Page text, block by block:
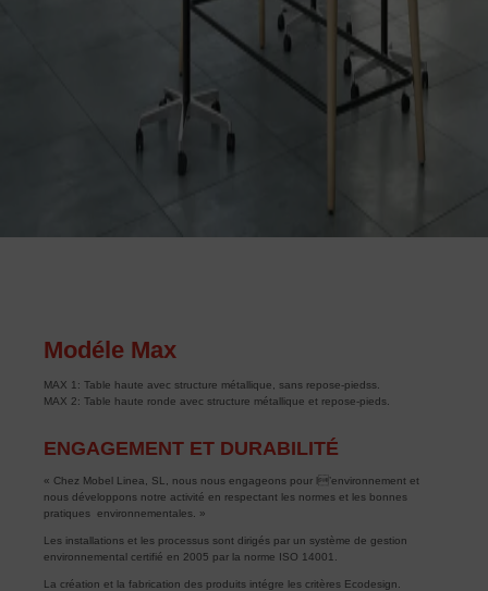
Modéle Max
MAX 1: Table haute avec structure métallique, sans repose-piedss.
MAX 2: Table haute ronde avec structure métallique et repose-pieds.
ENGAGEMENT ET DURABILITÉ
« Chez Mobel Linea, SL, nous nous engageons pour l’environnement et
nous développons notre activité en respectant les normes et les bonnes
pratiques environnementales. »
Les installations et les processus sont dirigés par un système de gestion
environnemental certifié en 2005 par la norme ISO 14001.
La création et la fabrication des produits intégre les critères Ecodesign.